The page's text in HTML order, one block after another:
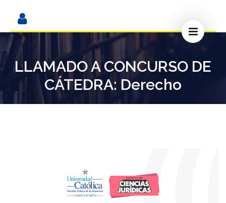
LLAMADO A CONCURSO DE
CÁTEDRA: Derecho